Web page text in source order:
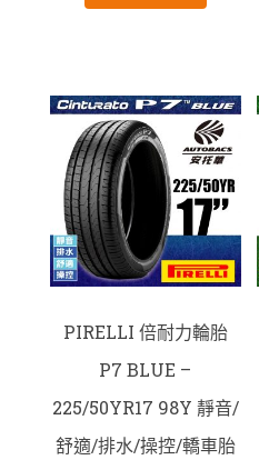
PIRELLI 倍耐力輪胎
P7 BLUE –
225/50YR17 98Y 靜音/
舒適/排水/操控/轎車胎